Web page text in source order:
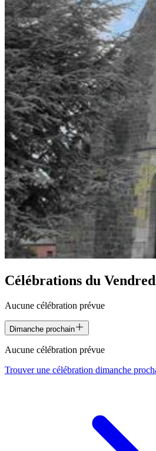
Célébrations du
Aucune célébration prévue
Dimanche prochain
Aucune célébration prévue
Trouver une célébration dimanche